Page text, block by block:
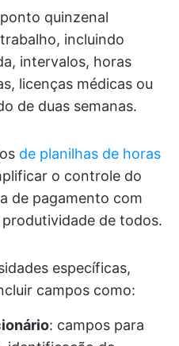
quinzenal
incluindo
intervalos, horas
licenças médicas ou
de duas semanas.
de planilhas de horas
o controle do
de pagamento com
de todos.
específicas,
campos como:
: campos para